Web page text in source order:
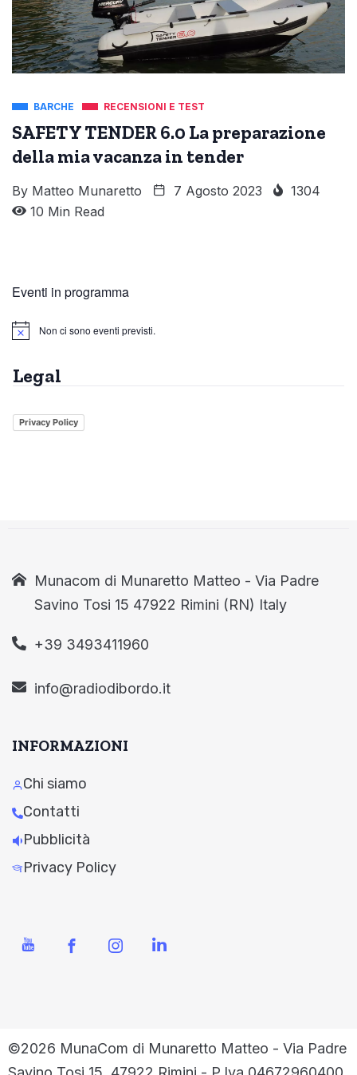
BARCHE RECENSIONI E TEST
SAFETY TENDER 6.0 La preparazione
della mia vacanza in tender
By Matteo Munaretto 7 Agosto 2023
1304
10 Min Read
Eventi in programma
Non ci sono eventi previsti.
Legal
Privacy Policy
Munacom di Munaretto Matteo - Via Padre
Savino Tosi 15 47922 Rimini (RN) Italy
+39 3493411960
info@radiodibordo.it
INFORMAZIONI
Chi siamo
Contatti
Pubblicità
Privacy Policy
©2026 MunaCom di Munaretto Matteo - Via Padre